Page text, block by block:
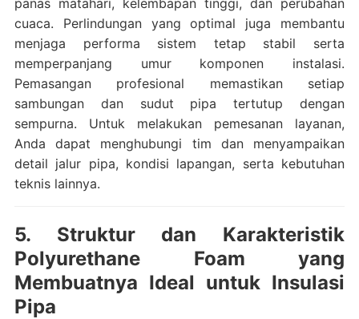
panas matahari, kelembapan tinggi, dan perubahan
cuaca. Perlindungan yang optimal juga membantu
menjaga performa sistem tetap stabil serta
memperpanjang umur komponen instalasi.
Pemasangan profesional memastikan setiap
sambungan dan sudut pipa tertutup dengan
sempurna. Untuk melakukan pemesanan layanan,
Anda dapat menghubungi tim dan menyampaikan
detail jalur pipa, kondisi lapangan, serta kebutuhan
teknis lainnya.
5. Struktur dan Karakteristik
Polyurethane Foam yang
Membuatnya Ideal untuk Insulasi
Pipa